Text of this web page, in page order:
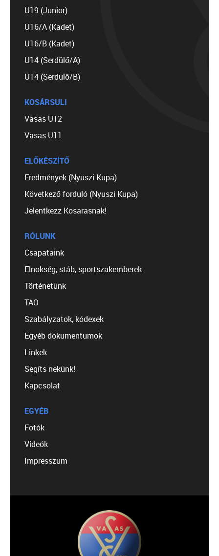
U19 (Junior)
U16/A (Kadet)
U16/B (Kadet)
U14 (Serdülő/A)
U14 (Serdülő/B)
KOSÁRSULI
Vasas U12
Vasas U11
ELŐKÉSZÍTŐ
Eredmények (Nyuszi Kupa)
Következő forduló (Nyuszi Kupa)
Jelentkezz Kosarasnak!
RÓLUNK
Csapataink
Elnökség, stáb, sportszakemberek
Történetünk
TAO
Szabályzatok, kódexek
Egyéb dokumentumok
Linkek
Segíts nekünk!
Kapcsolat
EGYÉB
Fotók
Videók
Impresszum